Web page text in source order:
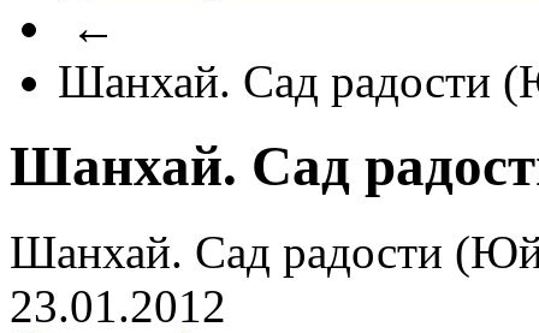
←
Шанхай. Сад радости
Шанхай. Сад
Шанхай. Сад радости
23.01.2012